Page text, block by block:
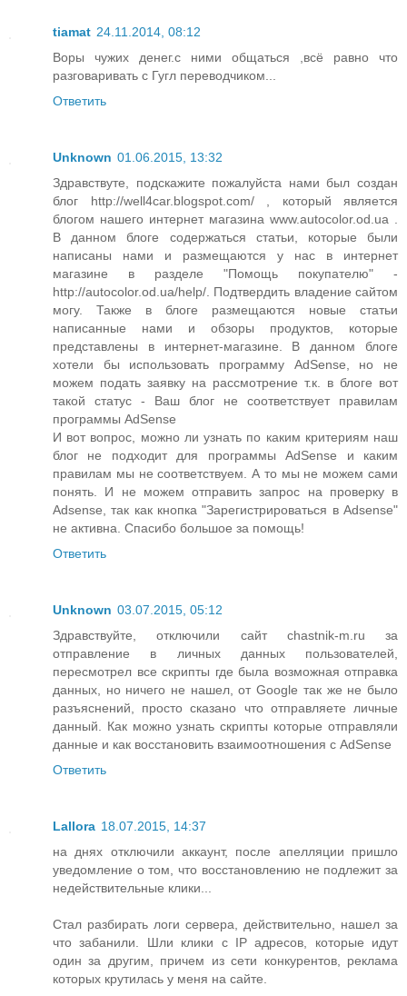
tiamat 24.11.2014, 08:12
Воры чужих денег.с ними общаться ,всё равно что
разговаривать с Гугл переводчиком...
Ответить
Unknown 01.06.2015, 13:32
Здравствуте, подскажите пожалуйста нами был создан
блог http://well4car.blogspot.com/ , который является
блогом нашего интернет магазина www.autocolor.od.ua .
В данном блоге содержаться статьи, которые были
написаны нами и размещаются у нас в интернет
магазине в разделе "Помощь покупателю" -
http://autocolor.od.ua/help/. Подтвердить владение сайтом
могу. Также в блоге размещаются новые статьи
написанные нами и обзоры продуктов, которые
представлены в интернет-магазине. В данном блоге
хотели бы использовать программу AdSense, но не
можем подать заявку на рассмотрение т.к. в блоге вот
такой статус - Ваш блог не соответствует правилам
программы AdSense
И вот вопрос, можно ли узнать по каким критериям наш
блог не подходит для программы AdSense и каким
правилам мы не соответствуем. А то мы не можем сами
понять. И не можем отправить запрос на проверку в
Adsense, так как кнопка "Зарегистрироваться в Adsense"
не активна. Спасибо большое за помощь!
Ответить
Unknown 03.07.2015, 05:12
Здравствуйте, отключили сайт chastnik-m.ru за
отправление в личных данных пользователей,
пересмотрел все скрипты где была возможная отправка
данных, но ничего не нашел, от Google так же не было
разъяснений, просто сказано что отправляете личные
данный. Как можно узнать скрипты которые отправляли
данные и как восстановить взаимоотношения с AdSense
Ответить
Lallora 18.07.2015, 14:37
на днях отключили аккаунт, после апелляции пришло
уведомление о том, что восстановлению не подлежит за
недействительные клики...
Стал разбирать логи сервера, действительно, нашел за
что забанили. Шли клики с IP адресов, которые идут
один за другим, причем из сети конкурентов, реклама
которых крутилась у меня на сайте.